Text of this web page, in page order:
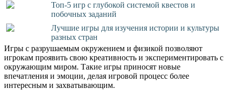
Топ-5 игр с глубокой системой квестов и
побочных заданий
Лучшие игры для изучения истории и культуры
разных стран
Игры с разрушаемым окружением и физикой позволяют
игрокам проявить свою креативность и экспериментировать с
окружающим миром. Такие игры приносят новые
впечатления и эмоции, делая игровой процесс более
интересным и захватывающим.